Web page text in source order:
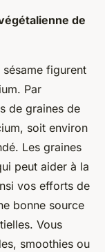
de
figurent
Par
de graines de
soit environ
Les graines
peut aider à la
vos efforts de
bonne source
Vous
smoothies ou